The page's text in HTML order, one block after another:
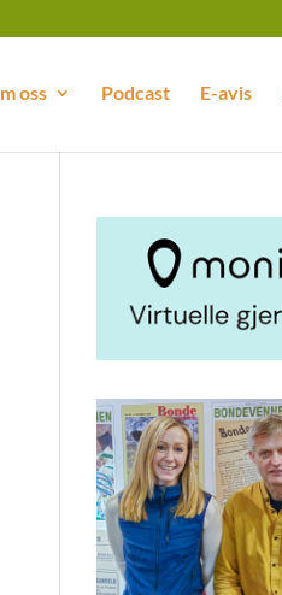
oss Podcast E-avis